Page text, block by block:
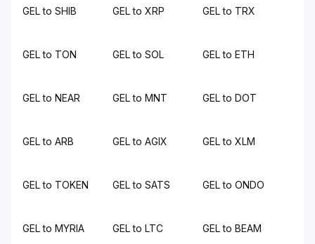
GEL to SHIB GEL to XRP GEL to TRX
GEL to TON GEL to SOL GEL to ETH
GEL to NEAR GEL to MNT GEL to DOT
GEL to ARB GEL to AGIX GEL to XLM
GEL to TOKEN GEL to SATS GEL to ONDO
GEL to MYRIA GEL to LTC GEL to BEAM